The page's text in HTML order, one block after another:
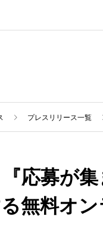
プレスリリース一覧
応募が
無料オ